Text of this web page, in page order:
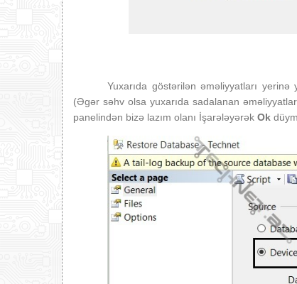
Yuxarıda göstərilən əməliyyatları yerinə
(Əgər səhv olsa yuxarıda sadalanan
panelindən bizə lazım olanı İşarələyərək Ok